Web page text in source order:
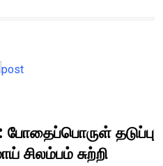
தடுப்பு
சிலம்பம் சுற்றி